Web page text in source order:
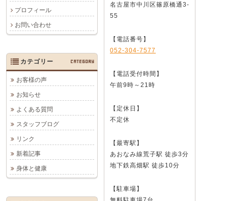
プロフィール
お問い合わせ
名古屋市中川区篠原橋通3-
55
【電話番号】
052-304-7577
【電話受付時間】
午前9時～21時
【定休日】
不定休
【最寄駅】
あおなみ線荒子駅 徒歩3分
地下鉄高畑駅 徒歩10分
【駐車場】
カテゴリー CATEGORY
お客様の声
お知らせ
よくある質問
スタッフブログ
リンク
新着記事
身体と健康